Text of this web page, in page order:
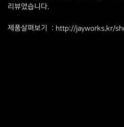
리뷰였습니다.
제품살펴보기 : http://jayworks.kr/